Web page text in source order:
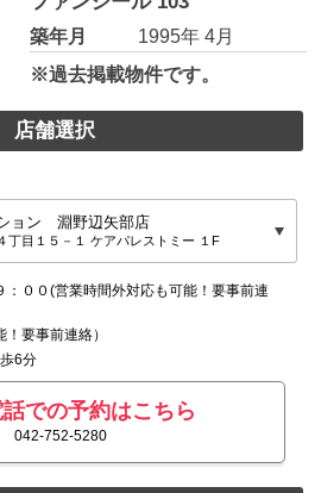
築年月
1995年 4月
※過去掲載物件です。
店舗選択
ョン 淵野辺矢部店
丁目１５－１ ケアパレストミー １F
：００(営業時間外対応も可能！要事前連
要事前連絡）
6分
での予約はこちら
042-752-5280